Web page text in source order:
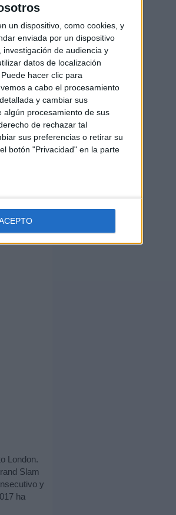
un dispositivo, como cookies, y
enviada por un dispositivo
de audiencia y
datos de localización
hacer clic para
a cabo el procesamiento
y cambiar sus
algún procesamiento de sus
de rechazar tal
sus preferencias o retirar su
botón "Privacidad" en la parte
Grand
ganó
de
London.
Slam
y
ha